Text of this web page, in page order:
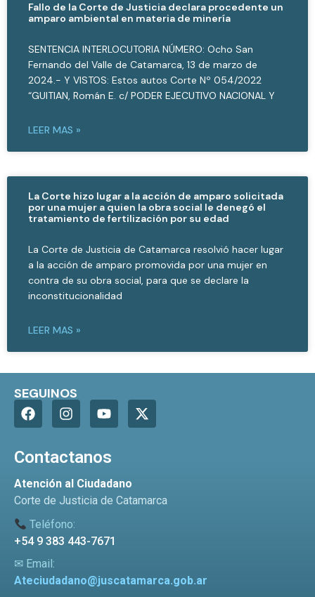
Fallo de la Corte de Justicia declara procedente un
amparo ambiental en materia de minería
SENTENCIA INTERLOCUTORIA NÚMERO: Ocho San
Fernando del Valle de Catamarca, 13 de marzo de
2024.- Y VISTOS: Estos autos Corte Nº 054/2022
“GUITIAN, Román E. c/ PODER EJECUTIVO NACIONAL Y
LEER MAS »
La Corte hizo lugar a la acción de amparo solicitada
por una mujer a quien la obra social le denegó el
tratamiento de fertilización por su edad
La Corte de Justicia de Catamarca resolvió hacer lugar
a la acción de amparo promovida por una mujer en
contra de su obra social, para que se declare la
inconstitucionalidad
LEER MAS »
SEGUINOS
Contactanos
Atención al Ciudadano
Corte de Justicia de Catamarca
Teléfono:
+54 9 383 443-7671
✉ Email:
Ateciudadano@juscatamarca.gob.ar